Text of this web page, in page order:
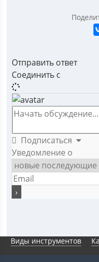
Отправить ответ
Соединить с
Подписаться
Уведомление о
Виды инструментов